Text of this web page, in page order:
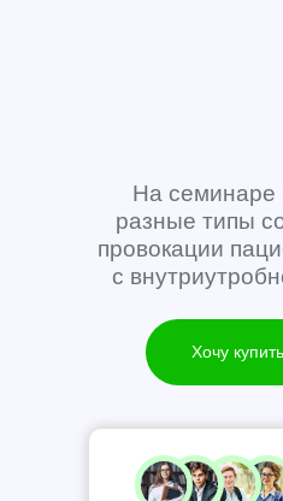
На семинаре
разные типы
провокации
с
Хочу